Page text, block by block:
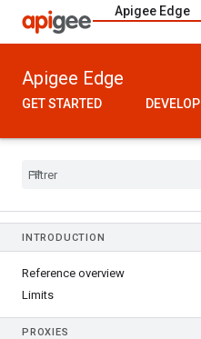
Apigee Edge
Apigee Edge
GET STARTED DEVELOP
INTRODUCTION
Reference overview
Limits
PROXIES